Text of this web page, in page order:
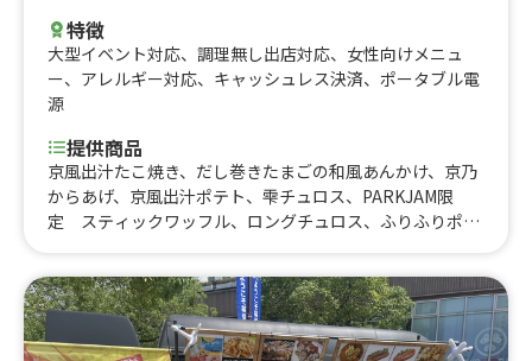
特徴
大型イベント対応、 調理無し出店対応、 女性向けメニュ
ー、 アレルギー対応、 キャッシュレス決済、 ポータブル電
源
提供商品
京風出汁たこ焼き、だし巻きたまごの和風あんかけ、京乃
からあげ、京風出汁ポテト、雫チュロス、PARKJAM限
定 スティックワッフル、ロングチュロス、ふりふりポテ
りマンゴー、いちご氷、かき氷、からあげ弁当、大吉から
あげ丼、とろとろ杏仁豆腐、台湾からあげ、ジーロー飯、
ルーロー飯、トロトロ豚バラ軟骨角煮飯、チキンオーバー
ライス、鶏皮せんべい、MAXポテト、中津からあげ